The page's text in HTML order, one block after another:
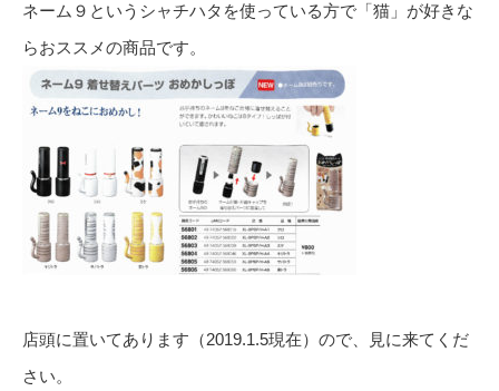
ネーム９というシャチハタを使っている方で「猫」が好きな
らおススメの商品です。
店頭に置いてあります（2019.1.5現在）ので、見に来てくだ
さい。